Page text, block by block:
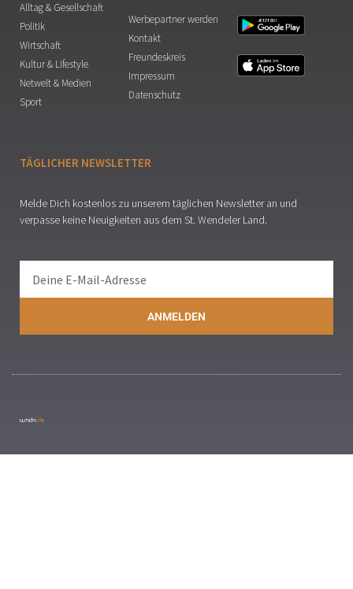
Alltag & Gesellschaft
Politik
Wirtschaft
Kultur & Lifestyle
Netwelt & Medien
Sport
Werbepartner werden
Kontakt
Freundeskreis
Impressum
Datenschutz
TÄGLICHER NEWSLETTER
Melde Dich kostenlos zu unserem täglichen Newsletter an und
verpasse keine Neuigkeiten aus dem St. Wendeler Land.
ANMELDEN